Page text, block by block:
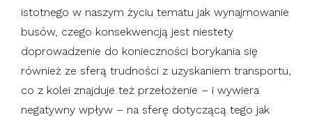
istotnego w naszym życiu tematu jak wynajmowanie
busów, czego konsekwencją jest niestety
doprowadzenie do konieczności borykania się
również ze sferą trudności z uzyskaniem transportu,
co z kolei znajduje też przełożenie – i wywiera
negatywny wpływ – na sferę dotyczącą tego jak